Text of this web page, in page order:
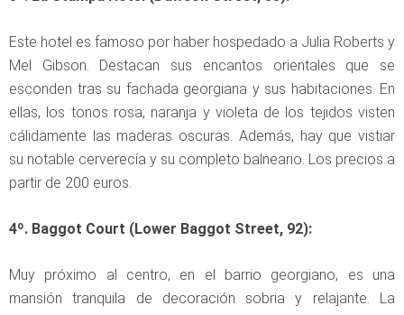
Este hotel es famoso por haber hospedado a Julia Roberts y
Mel Gibson. Destacan sus encantos orientales que se
esconden tras su fachada georgiana y sus habitaciones. En
ellas, los tonos rosa, naranja y violeta de los tejidos visten
cálidamente las maderas oscuras. Además, hay que vistiar
su notable cerverecía y su completo balneario. Los precios a
partir de 200 euros.
4º. Baggot Court (Lower Baggot Street, 92):
Muy próximo al centro, en el barrio georgiano, es una
mansión tranquila de decoración sobria y relajante. La